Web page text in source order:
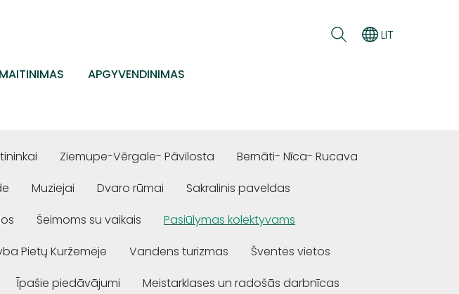
MAITINIMAS
APGYVENDINIMAS
LIT
Ziemupe-Vērgale- Pāvilosta
Bernāti- Nīca- Rucava
Muziejai Dvaro rūmai
Sakralinis paveldas
Šeimoms su vaikais
Pasiūlymas kolektyvams
Pietų Kuržemėje Vandens turizmas
Šventės vietos
Īpašie piedāvājumi
Meistarklases un radošās darbnīcas